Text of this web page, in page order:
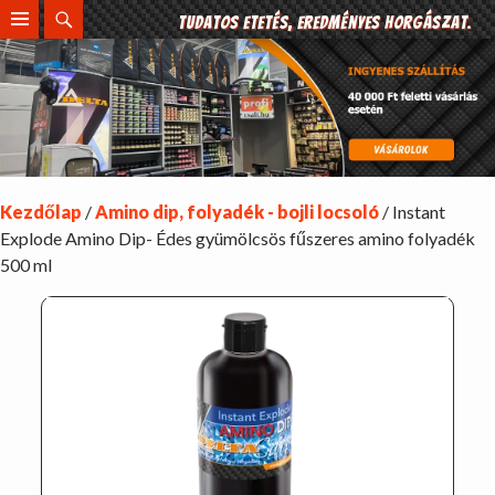
Search
SKIP
TO
CONTENT
Tudatos etetés, eredményes horgászat.
Kezdőlap / Amino dip, folyadék - bojli locsoló / Instant
Explode Amino Dip- Édes gyümölcsös fűszeres amino folyadék
500 ml